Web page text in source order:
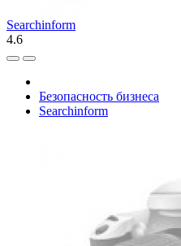
Searchinform
4.6
Безопасность бизнеса
Searchinform